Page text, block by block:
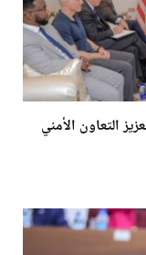
التعاون الأمني